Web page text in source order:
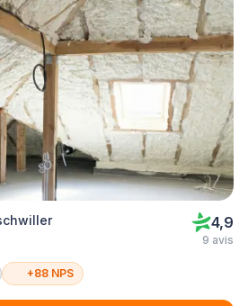
4,9
9 avis
+88 NPS